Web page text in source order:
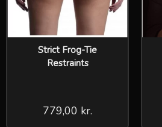
Strict Frog-Tie
Restraints
779,00 kr.